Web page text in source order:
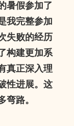
暑假参加了
我完整参加
失败的经历
构建更加系
真正深入理
性进展。这
弯路。